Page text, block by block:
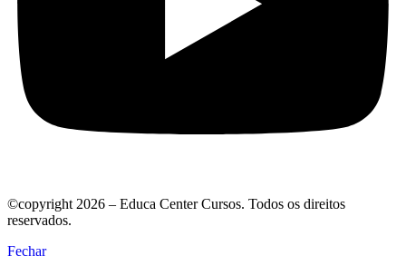
©copyright 2026 – Educa Center Cursos. Todos os direitos
reservados.
Fechar